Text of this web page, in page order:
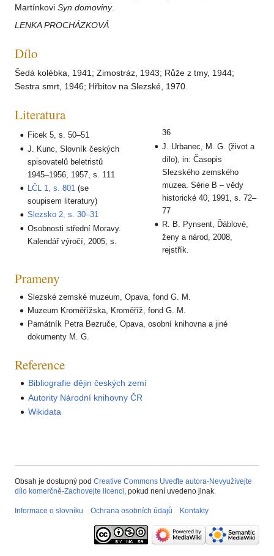
Martínkovi Syn domoviny.
LENKA PROCHÁZKOVÁ
Dílo
Šedá kolébka, 1941; Zimostráz, 1943; Růže z tmy, 1944;
Sestra smrt, 1946; Hřbitov na Slezské, 1970.
Literatura
Ficek 5, s. 50–51
J. Kunc, Slovník českých
spisovatelů beletristů
1945–1956, 1957, s. 111
LČL 1, s. 801 (se
soupisem literatury)
Slezsko 2, s. 30–31
Osobnosti střední Moravy.
Kalendář výročí, 2005, s.
36
J. Urbanec, M. G. (život a
dílo), in: Časopis
Slezského zemského
muzea. Série B – vědy
historické 40, 1991, s. 72–
77
R. B. Pynsent, Ďáblové,
ženy a národ, 2008,
rejstřík.
Prameny
Slezské zemské muzeum, Opava, fond G. M.
Muzeum Kroměřížska, Kroměříž, fond G. M.
Památník Petra Bezruče, Opava, osobní knihovna a jiné
dokumenty M. G.
Reference
Bibliografie dějin českých zemí
Autority Národní knihovny ČR
Wikidata
Obsah je dostupný pod Creative Commons Uveďte autora-Nevyužívejte
dílo komerčně-Zachovejte licenci , pokud není uvedeno jinak.
Informace o slovníku Ochrana osobních údajů Kontakty